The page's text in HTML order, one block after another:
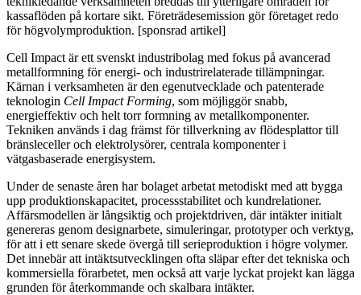
kassaflöden på kortare sikt. Företrädesemission gör företaget redo
för högvolymproduktion. [sponsrad artikel]
Cell Impact är ett svenskt industribolag med fokus på avancerad
metallformning för energi- och industrirelaterade tillämpningar.
Kärnan i verksamheten är den egenutvecklade och patenterade
teknologin Cell Impact Forming, som möjliggör snabb,
energieffektiv och helt torr formning av metallkomponenter.
Tekniken används i dag främst för tillverkning av flödesplattor till
bränsleceller och elektrolysörer, centrala komponenter i
vätgasbaserade energisystem.
Under de senaste åren har bolaget arbetat metodiskt med att bygga
upp produktionskapacitet, processstabilitet och kundrelationer.
Affärsmodellen är långsiktig och projektdriven, där intäkter initialt
genereras genom designarbete, simuleringar, prototyper och verktyg,
för att i ett senare skede övergå till serieproduktion i högre volymer.
Det innebär att intäktsutvecklingen ofta släpar efter det tekniska och
kommersiella förarbetet, men också att varje lyckat projekt kan lägga
grunden för återkommande och skalbara intäkter.